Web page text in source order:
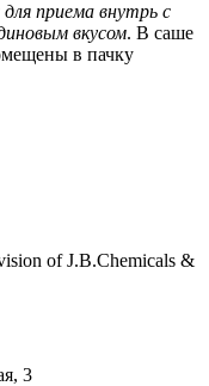
приема внутрь с
вкусом. В саше
в пачку
of J.B.Chemicals &
3